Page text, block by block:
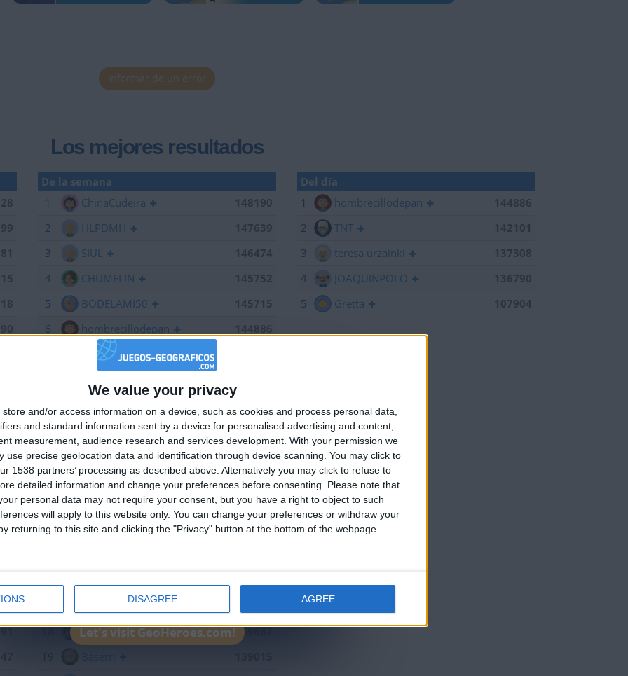
We value your privacy
store and/or access information on a device, such as cookies and process personal data,
and standard information sent by a device for personalised advertising and content,
measurement, audience research and services development. With your permission we
use precise geolocation data and identification through device scanning. You may click to
1538 partners’ processing as described above. Alternatively you may click to refuse to
detailed information and change your preferences before consenting.
Please note that
personal data may not require your consent, but you have a right to object to such
will apply to this website only. You can change your preferences or withdraw your
returning to this site and clicking the "Privacy" button at the bottom of the webpage.
DISAGREE AGREE
Informar de un error
Los mejores resultados
De la semana
1
ChinaCudeira
148190
2
HLPDMH
3
SIUL
146474
4
CHUMELIN
5
BODELAMI50
145715
6
hombrecillodepan
Alegre63
9
maherlo
144060
10
Centenario
143962
11
karawankenwolf
143161
12
edurod22
142574
13
RUYDIAZ
142126
14
albamancha
142124
18
Loredana
139667
19
Del día
1
hombrecillodepan
144886
2
TNT
3
teresa urzainki
137308
4
JOAQUINPOLO
5
Gretta 107904
🇺🇸 We noticed you’re visiting from
an English-speaking country
Join our American version now and be among
the firsts to submit your score on our
leaderboards!
Let's visit GeoHeroes.com!